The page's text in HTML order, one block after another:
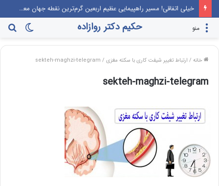
خیلی اتفاقی! مسیر راهپیمایی عظیم اربعین گرم‌ترین نقطه جهان معرفی می‌شود!
تغییر
پوسته
حکیم دکتر روازاده منو
خانه / ارتباط تغییر شیفت کاری با سکته مغزی /
sekteh-maghzi-telegram
sekteh-maghzi-telegram